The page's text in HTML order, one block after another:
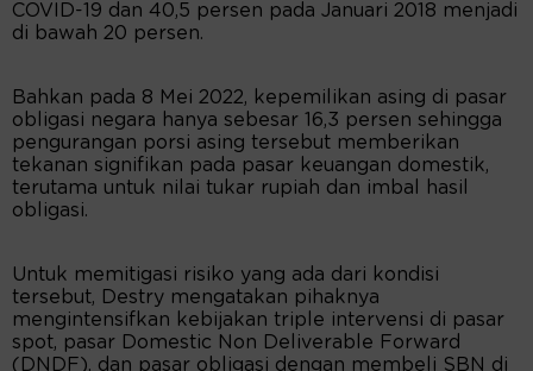
COVID-19 dan 40,5 persen pada Januari 2018 menjadi
di bawah 20 persen.
Bahkan pada 8 Mei 2022, kepemilikan asing di pasar
obligasi negara hanya sebesar 16,3 persen sehingga
pengurangan porsi asing tersebut memberikan
tekanan signifikan pada pasar keuangan domestik,
terutama untuk nilai tukar rupiah dan imbal hasil
obligasi.
Untuk memitigasi risiko yang ada dari kondisi
tersebut, Destry mengatakan pihaknya
mengintensifkan kebijakan triple intervensi di pasar
spot, pasar Domestic Non Deliverable Forward
(DNDF), dan pasar obligasi dengan membeli SBN di